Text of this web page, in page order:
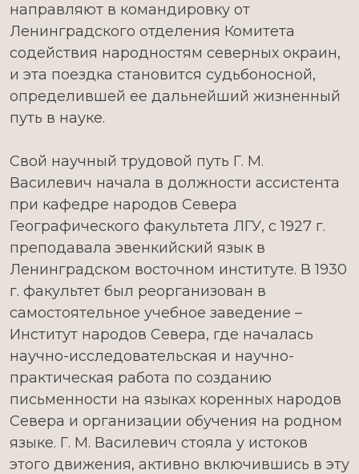
направляют в командировку от
Ленинградского отделения Комитета
содействия народностям северных окраин,
и эта поездка становится судьбоносной,
определившей ее дальнейший жизненный
путь в науке.
Свой научный трудовой путь Г. М.
Василевич начала в должности ассистента
при кафедре народов Севера
Географического факультета ЛГУ, с 1927 г.
преподавала эвенкийский язык в
Ленинградском восточном институте. В 1930
г. факультет был реорганизован в
самостоятельное учебное заведение –
Институт народов Севера, где началась
научно-исследовательская и научно-
практическая работа по созданию
письменности на языках коренных народов
Севера и организации обучения на родном
языке. Г. М. Василевич стояла у истоков
этого движения, активно включившись в эту